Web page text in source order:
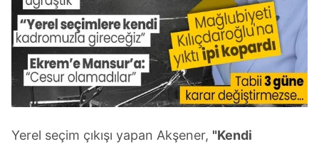
Yerel seçim çıkışı yapan Akşener, "Kendi